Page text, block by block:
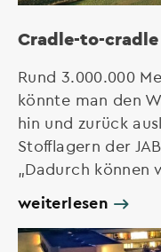
Cradle-to-
Rund 3.000.000
könnte man den
hin und zurück
Stofflagern der
„Dadurch können
weiterlesen